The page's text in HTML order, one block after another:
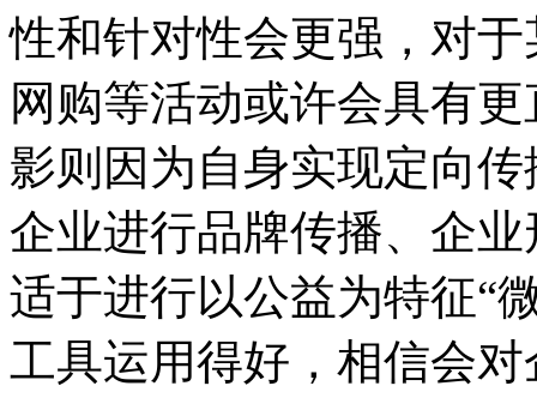
性和针对性会更强，对
网购等活动或许会具有
影则因为自身实现定向
企业进行品牌传播、企
适于进行以公益为特征“
工具运用得好，相信会